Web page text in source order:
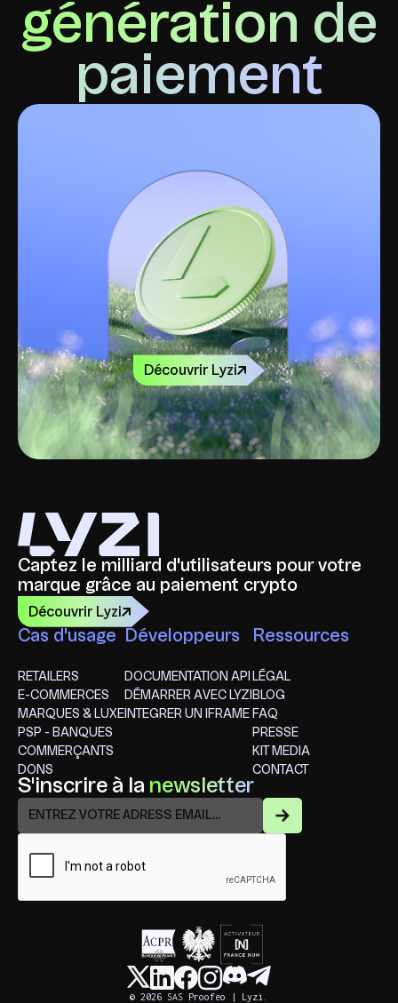
génération de
paiement
Découvrir Lyzi
Captez le milliard d'utilisateurs pour votre
marque grâce au paiement crypto
Découvrir Lyzi
Cas d'usage
RETAILERS
E-COMMERCES
MARQUES & LUXE
PSP - BANQUES
COMMERÇANTS
DONS
Développeurs
DOCUMENTATION API
DÉMARRER AVEC LYZI
INTEGRER UN IFRAME
Ressources
LÉGAL
BLOG
FAQ
PRESSE
KIT MEDIA
CONTACT
S'inscrire à la newsletter
© 2026 SAS Proofeo | Lyzi.